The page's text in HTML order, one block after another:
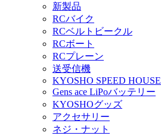
新製品
RCバイク
RCベルトビークル
RCボート
RCプレーン
送受信機
KYOSHO SPEED HOUSE
Gens ace LiPoバッテリー
KYOSHOグッズ
アクセサリー
ネジ・ナット